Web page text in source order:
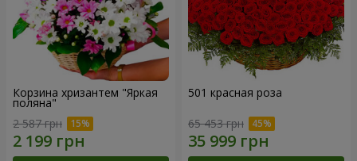
Корзина хризантем "Яркая
поляна"
2 587 грн
501 красная роза
65 453 грн